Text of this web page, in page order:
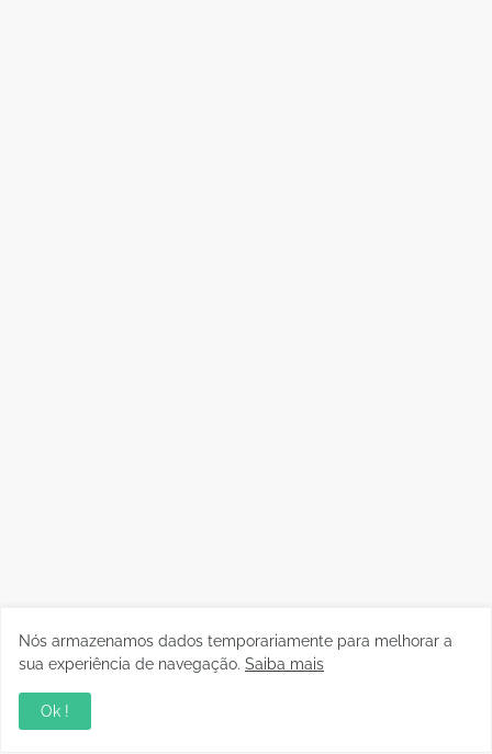
Nós armazenamos dados temporariamente para melhorar a
sua experiência de navegação. Saiba mais
Ok !